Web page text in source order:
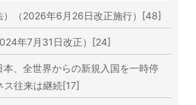
）（2026年6月26日改正施行）[48]
年7月31日改正）[24]
本、全世界からの新規入国を一時停
往来は継続[17]